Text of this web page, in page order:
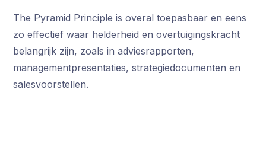
The Pyramid Principle is overal toepasbaar en eens
zo effectief waar helderheid en overtuigingskracht
belangrijk zijn, zoals in adviesrapporten,
managementpresentaties, strategiedocumenten en
salesvoorstellen.